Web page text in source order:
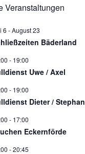
Veranstaltungen
6 -August 23
Bäderland
- 19:00
Uwe / Axel
- 19:00
Dieter / Stephan
- 17:00
Eckernförde
-20:45